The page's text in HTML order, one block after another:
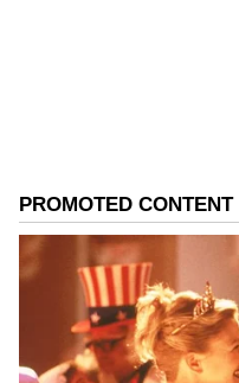
1643ರಲ್ಲಿ
72 ವರ್ಷ ಹಾಗೂ 110
1927 ರಿಂದ
ಕಾಲ ಆಳ್ವಿಕೆ ನಡೆಸಿದ
ಇದೀಗ 3ನೇ ಸ್ಥಾನಕ್ಕೆ